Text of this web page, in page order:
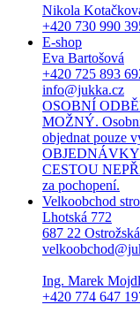
Nikola
+420 730 990
E-shop
Eva Bartošová
+420 725 893
info@jukka.cz
OSOBNÍ
MOŽNÝ.
objednat pouze
CESTOU
za pochopení.
Velkoobchod
Lhotská 772
687 22
Ing. Marek Mojdl
+420 774 647